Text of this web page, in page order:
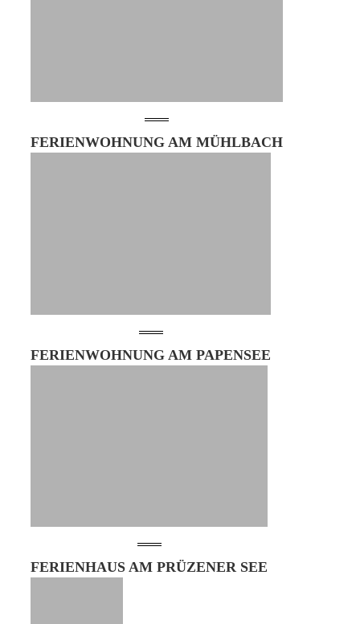
FERIENWOHNUNG AM MÜHLBACH
FERIENWOHNUNG AM PAPENSEE
FERIENHAUS AM PRÜZENER SEE